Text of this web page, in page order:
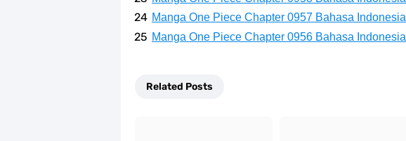
Manga One Piece Chapter 0957 Bahasa Indonesia
Manga One Piece Chapter 0956 Bahasa Indonesia
Related Posts